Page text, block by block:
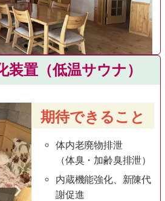
装置（低温サウナ）
期待できること
体内老廃物排泄
（体臭・加齢臭排泄）
内蔵機能強化、新陳代
謝促進